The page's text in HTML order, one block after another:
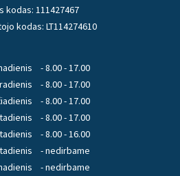
kodas: 111427467
kodas: LT114274610
- 8.00 - 17.00
- 8.00 - 17.00
- 8.00 - 17.00
- 8.00 - 17.00
- 8.00 - 16.00
- nedirbame
- nedirbame